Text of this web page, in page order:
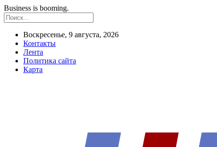
Business is booming.
Воскресенье, 9 августа, 2026
Контакты
Лента
Политика сайта
Карта